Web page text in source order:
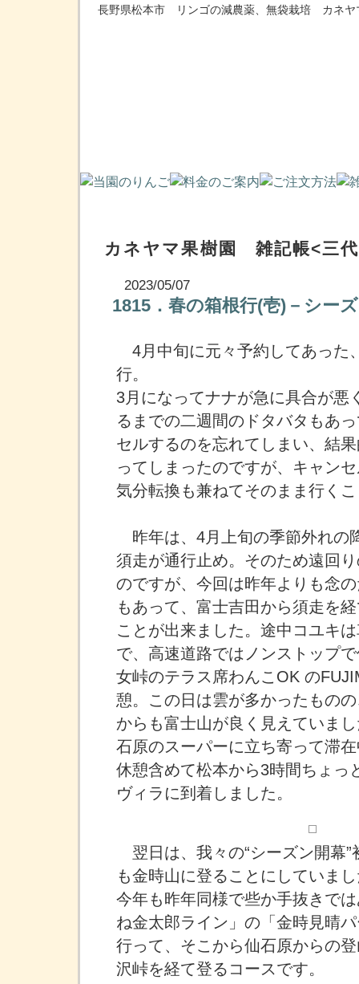
長野県松本市 リンゴの減農薬、無袋栽培 カネヤ
カネヤマ果樹園 雑記帳<三
2023/05/07
1815．春の箱根行(壱)－シー
4月中旬に元々予約してあった
行。
3月になってナナが急に具合が悪
るまでの二週間のドタバタもあ
セルするのを忘れてしまい、結
ってしまったのですが、キャン
気分転換も兼ねてそのまま行く
昨年は、4月上旬の季節外れの
須走が通行止め。そのため遠回
のですが、今回は昨年よりも念
もあって、富士吉田から須走を
ことが出来ました。途中コユキ
で、高速道路ではノンストップ
女峠のテラス席わんこOK の
憩。この日は雲が多かったもの
からも富士山が良く見えていま
石原のスーパーに立ち寄って滞
休憩含めて松本から3時間ちょっ
ヴィラに到着しました。
翌日は、我々の“シーズン開幕”
も金時山に登ることにしていま
今年も昨年同様で些か手抜きで
ね金太郎ライン」の「金時見晴
行って、そこから仙石原からの
沢峠を経て登るコースです。